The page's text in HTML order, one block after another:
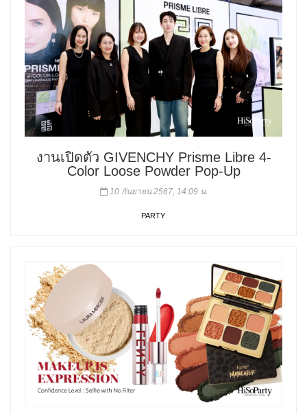
งานเปิดตัว GIVENCHY Prisme Libre 4-
Color Loose Powder Pop-Up
10 กันยายน 2567, 14:09 น.
PARTY